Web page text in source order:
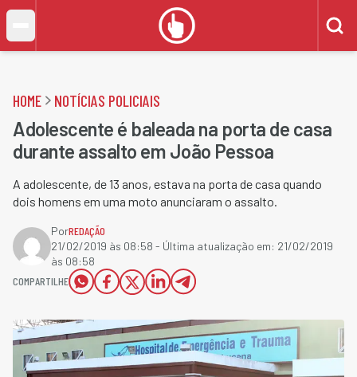
HOME NOTÍCIAS POLICIAIS
Adolescente é baleada na porta de casa
durante assalto em João Pessoa
A adolescente, de 13 anos, estava na porta de casa quando
dois homens em uma moto anunciaram o assalto.
PorREDAÇÃO
21/02/2019 às 08:58 - Última atualização em: 21/02/2019
às 08:58
COMPARTILHE